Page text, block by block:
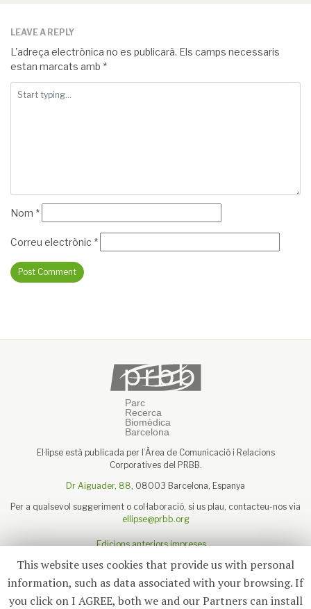
LEAVE A REPLY
L'adreça electrònica no es publicarà. Els camps necessaris
estan marcats amb *
Nom *
Correu electrònic *
El·lipse està publicada per l’Àrea de Comunicació i Relacions
Corporatives del PRBB.
Dr Aiguader, 88, 08003 Barcelona, Espanya
Per a qualsevol suggeriment o col·laboració, si us plau, contacteu-nos via
ellipse@prbb.org
Edicions anteriors impreses
Sobre el PRBB
Avís legal
This website uses cookies that provide us with personal
information, such as data associated with your browsing. If
you click on I AGREE, both we and our Partners can install